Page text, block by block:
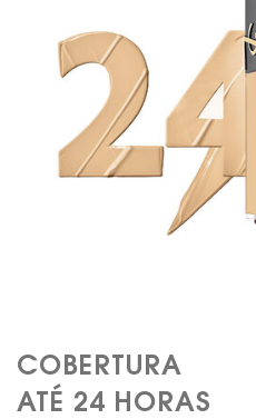
COBERTURA
ATÉ 24 HORAS​​